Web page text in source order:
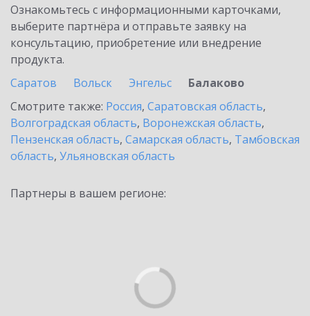
Ознакомьтесь с информационными карточками,
выберите партнёра и отправьте заявку на
консультацию, приобретение или внедрение
продукта.
Саратов
Вольск Энгельс
Балаково
Смотрите также: Россия, Саратовская область,
Волгоградская область, Воронежская область,
Пензенская область, Самарская область, Тамбовская
область, Ульяновская область
Партнеры в вашем регионе: